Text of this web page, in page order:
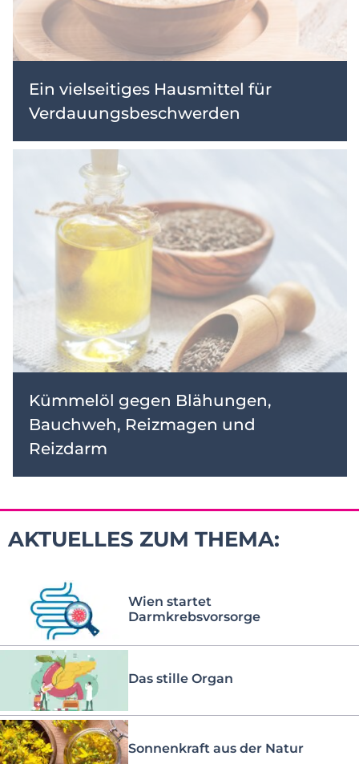
Ein vielseitiges Hausmittel für
Verdauungsbeschwerden
Kümmelöl gegen Blähungen,
Bauchweh, Reizmagen und
Reizdarm
AKTUELLES ZUM THEMA:
Wien startet
Darmkrebsvorsorge
Das stille Organ
Sonnenkraft aus der Natur